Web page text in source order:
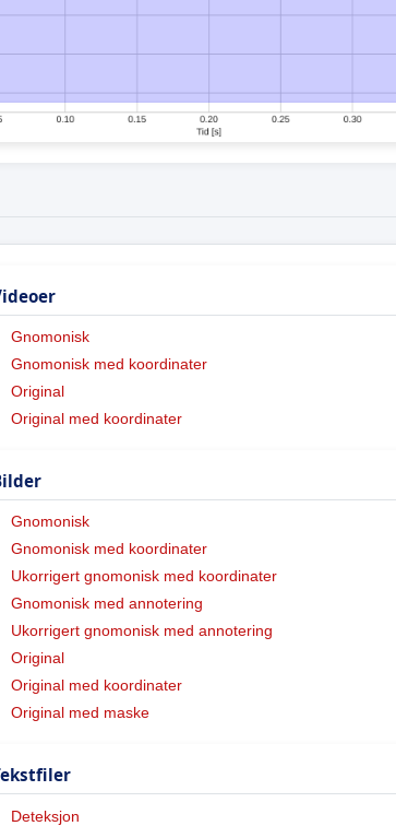
Gnomonisk
Gnomonisk med koordinater
Original
Original med koordinater
Gnomonisk
Gnomonisk med koordinater
Ukorrigert gnomonisk med koordinater
Gnomonisk med annotering
Ukorrigert gnomonisk med annotering
Original
Original med koordinater
Original med maske
Deteksjon